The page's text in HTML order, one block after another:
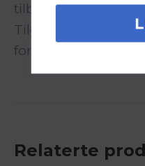
tilberedning av
Tilgjengelig i en
forhindre utilsiktet
Relaterte